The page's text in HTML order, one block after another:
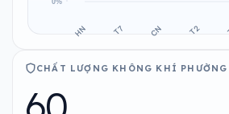
CHẤT LƯỢNG KHÔNG KHÍ